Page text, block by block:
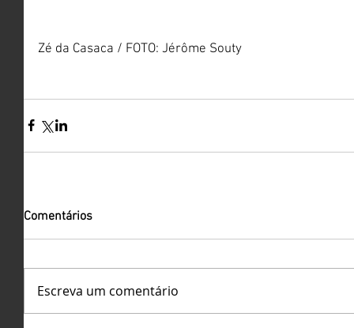
Zé da Casaca / FOTO: Jérôme Souty
Comentários
Escreva um comentário